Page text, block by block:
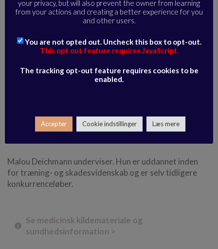
Øvelserne kan være mobiliserende, men også mange
isometriske øvelser indgår såsom planker eller statiske
styrketræningsøvelser. Alle live træninger indeholder
en træning af de nedre mavemuskler, da de er relevante
for alle, men fokuserer også på problematiske
hos mange mennesker, glemte muskelgruppe såsom
inderlår eller musklerne mellem skulderbladene bliver
Sidst men ikke mindst kan du følge onlinetræningen som
en træningsapp til løb, fordi den supplerer et godt
Malou Deichmann underviser. Hun er uddannet inden
for træning- og skadesvidenskab og er selv tidligere
konkurrenceløber.
Se medicinsk kildemateriale og
sundhedsinformation >
your privacy, but will also prevent the owner from learning
from your actions and creating a better experience for you
and other users.
You are not opted out. Uncheck this box to opt-out.
This opt out feature requires JavaScript.
The tracking opt-out feature requires cookies to be
enabled.
Accepter Cookie indstillinger Læs mere